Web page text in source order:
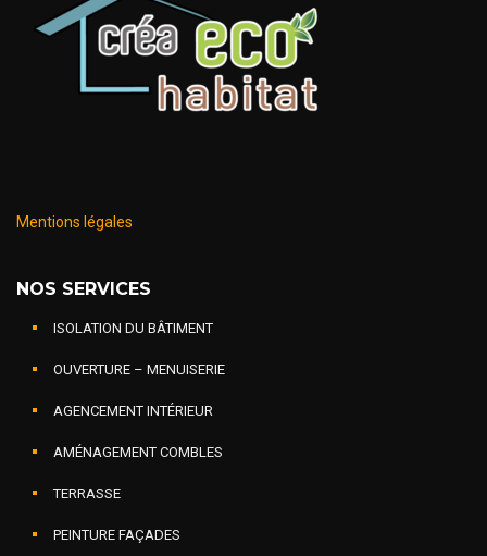
Mentions légales
NOS SERVICES
ISOLATION DU BÂTIMENT
OUVERTURE – MENUISERIE
AGENCEMENT INTÉRIEUR
AMÉNAGEMENT COMBLES
TERRASSE
PEINTURE FAÇADES